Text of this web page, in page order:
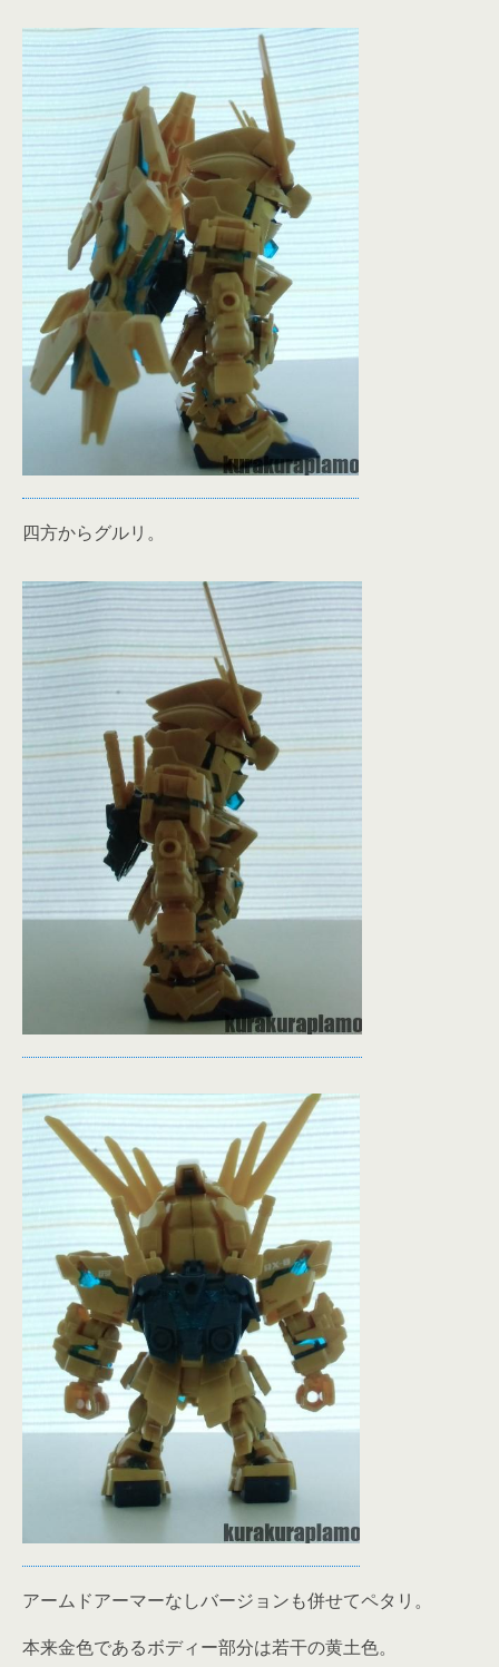
四方からグルリ。
アームドアーマーなしバージョンも併せてペタリ。
本来金色であるボディー部分は若干の黄土色。